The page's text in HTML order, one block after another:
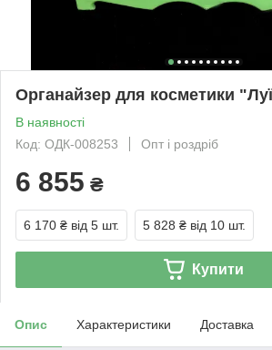
Органайзер для косметики
В наявності
Код: ОДК-008253
Опт і роздріб
6 855 ₴
6 170 ₴ від 5 шт. 5 828 ₴ від 10 шт.
Купити
Опис Характеристики Доставка